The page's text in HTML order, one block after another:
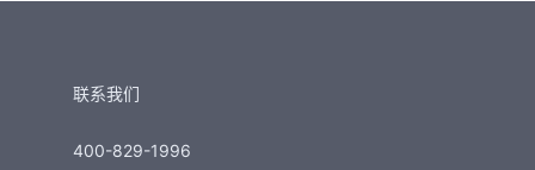
联系我们
400-829-1996